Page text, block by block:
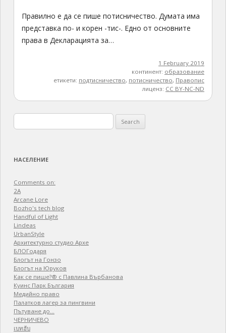
Правилно е да се пише потисничество. Думата има
представка по- и корен -тис-. Едно от основните
права в Декларацията за…
1 February 2019
континент: образование
етикети: подтисничество, потисничество, Правопис
лиценз: CC BY-NC-ND
for:
НАСЕЛЕНИЕ
Comments on:
2A
Arcane Lore
Bozho's tech blog
Handful of Light
Lindeas
UrbanStyle
Архитектурно студио Архе
БЛОГодаря
Блогът на Гонзо
Блогът на Юруков
Как се пише?® с Павлина Върбанова
Куинс Парк България
Медийно право
Палатков лагер зa пингвини
Пътуване до…
ЧЕРНИЧЕВО
เบทฮับ